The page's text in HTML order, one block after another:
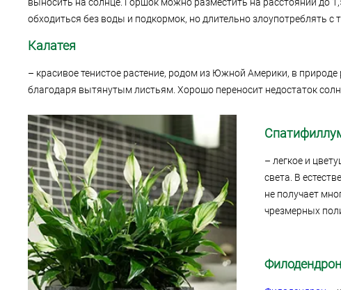
выносить на солнце. Горшок можно разместить на расстоянии до
обходиться без воды и подкормок, но длительно злоупотреблять
Калатея
– красивое тенистое растение, родом из Южной Америки, в природе
благодаря вытянутым листьям. Хорошо переносит недостаток
– легкое и
света. В
не получает
чрезмерных
Филодендрон